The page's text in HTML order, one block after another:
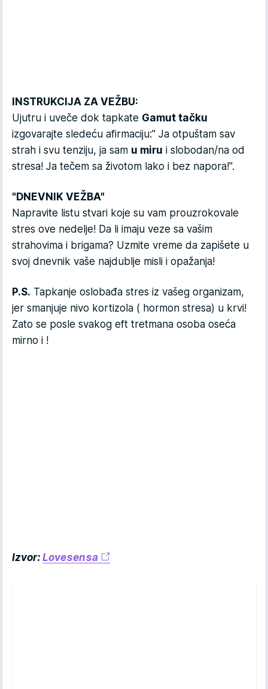
INSTRUKCIJA ZA VEŽBU:
Ujutru i uveče dok tapkate Gamut tačku
izgovarajte sledeću afirmaciju:" Ja otpuštam sav
strah i svu tenziju, ja sam u miru i slobodan/na od
stresa! Ja tečem sa životom lako i bez napora!".
"DNEVNIK VEŽBA"
Napravite listu stvari koje su vam prouzrokovale
stres ove nedelje! Da li imaju veze sa vašim
strahovima i brigama? Uzmite vreme da zapišete u
svoj dnevnik vaše najdublje misli i opažanja!
P.S. Tapkanje oslobađa stres iz vašeg organizam,
jer smanjuje nivo kortizola ( hormon stresa) u krvi!
Zato se posle svakog eft tretmana osoba oseća
mirno i !
Izvor: Lovesensa